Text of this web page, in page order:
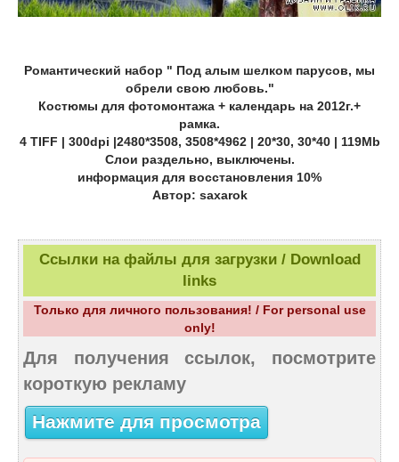
Романтический набор " Под алым шелком парусов, мы
обрели свою любовь."
Костюмы для фотомонтажа + календарь на 2012г.+
рамка.
4 TIFF | 300dpi |2480*3508, 3508*4962 | 20*30, 30*40 | 119Mb
Слои раздельно, выключены.
информация для восстановления 10%
Автор: saxarok
Ссылки на файлы для загрузки / Download
links
Только для личного пользования! / For personal use
only!
Для получения ссылок, посмотрите
короткую рекламу
Нажмите для просмотра